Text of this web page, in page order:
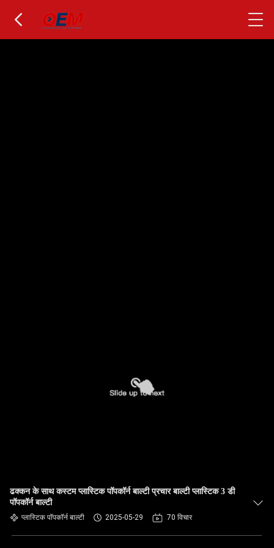
ढक्कन के साथ कस्टम प्लास्टिक पॉपकॉर्न बाल्टी प्रचार बाल्टी प्लास्टिक 3 डी
पॉपकॉर्न बाल्टी
प्लास्टिक पॉपकॉर्न बाल्टी 2025-05-29 70 विचार